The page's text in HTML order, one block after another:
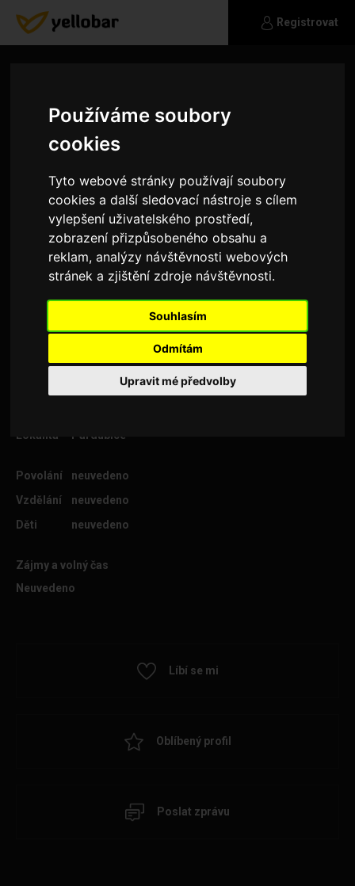
Používáme soubory
cookies
Tyto webové stránky používají soubory
cookies a další sledovací nástroje s cílem
vylepšení uživatelského prostředí,
zobrazení přizpůsobeného obsahu a
reklam, analýzy návštěvnosti webových
stránek a zjištění zdroje návštěvnosti.
Souhlasím
Odmítám
Upravit mé předvolby
Registrovat
Dark
Řekněme si později ...
Lokalita
Pardubice
Povolání
neuvedeno
Vzdělání
neuvedeno
Děti
neuvedeno
Zájmy a volný čas
Neuvedeno
Líbí se mi
Oblíbený profil
Poslat zprávu